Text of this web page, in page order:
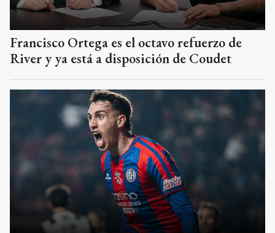
Francisco Ortega es el octavo refuerzo de
River y ya está a disposición de Coudet